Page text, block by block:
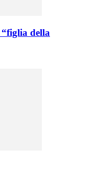
della